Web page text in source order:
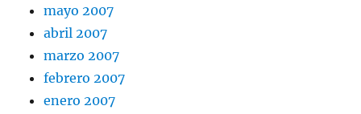
mayo 2007
abril 2007
marzo 2007
febrero 2007
enero 2007